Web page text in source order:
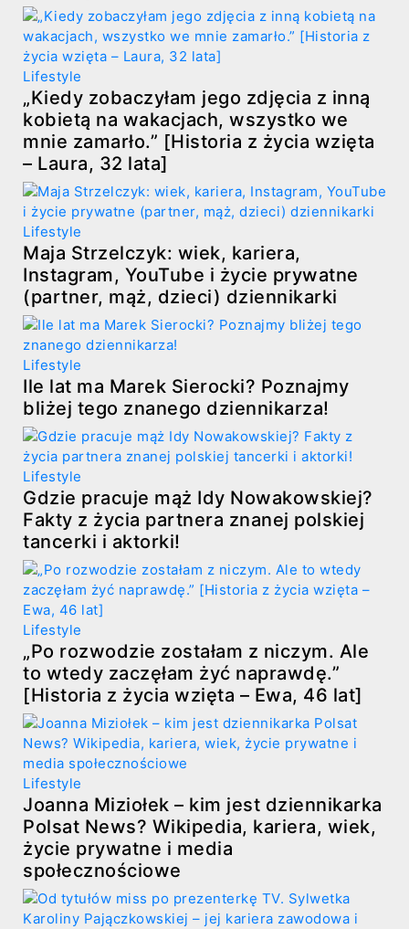
Lifestyle
„Kiedy zobaczyłam jego zdjęcia z inną
kobietą na wakacjach, wszystko we
mnie zamarło.” [Historia z życia wzięta
– Laura, 32 lata]
Lifestyle
Maja Strzelczyk: wiek, kariera,
Instagram, YouTube i życie prywatne
(partner, mąż, dzieci) dziennikarki
Lifestyle
Ile lat ma Marek Sierocki? Poznajmy
bliżej tego znanego dziennikarza!
Lifestyle
Gdzie pracuje mąż Idy Nowakowskiej?
Fakty z życia partnera znanej polskiej
tancerki i aktorki!
Lifestyle
„Po rozwodzie zostałam z niczym. Ale
to wtedy zaczęłam żyć naprawdę.”
[Historia z życia wzięta – Ewa, 46 lat]
Lifestyle
Joanna Miziołek – kim jest dziennikarka
Polsat News? Wikipedia, kariera, wiek,
życie prywatne i media
społecznościowe